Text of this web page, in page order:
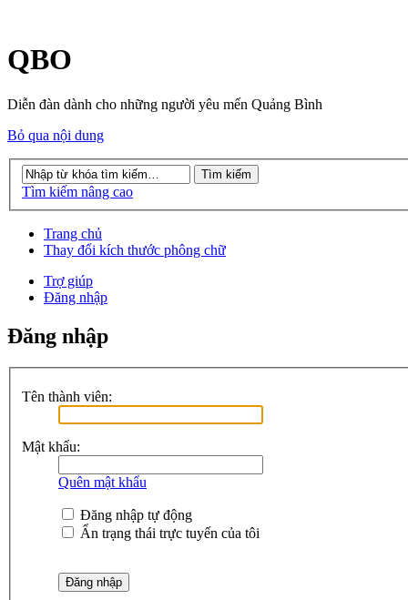
QBO
Diễn đàn dành cho những người yêu mến Quảng Bình
Bỏ qua nội dung
Tìm kiếm nâng cao
Trang chủ
Thay đổi kích thước phông chữ
Trợ giúp
Đăng nhập
Đăng nhập
Tên thành viên:
Mật khẩu:
Quên mật khẩu
Đăng nhập tự động
Ẩn trạng thái trực tuyến của tôi